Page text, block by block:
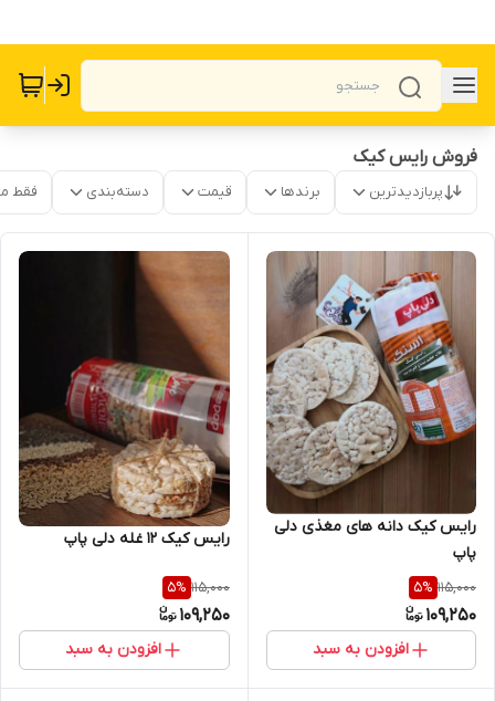
فروش رایس کیک
پربازدیدترین برندها قیمت دسته‌بندی فقط
رایس کیک دانه های مغذی دلی
پاپ
115,000
5%
109,250
افزودن به سبد
رایس کیک 12 غله دلی پاپ
115,000
5%
109,250
افزودن به سبد